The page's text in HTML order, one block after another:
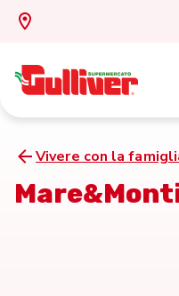
Vivere con la